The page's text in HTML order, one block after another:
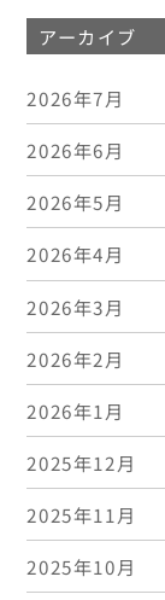
アーカイブ
2026年7月
2026年6月
2026年5月
2026年4月
2026年3月
2026年2月
2026年1月
2025年12月
2025年11月
2025年10月